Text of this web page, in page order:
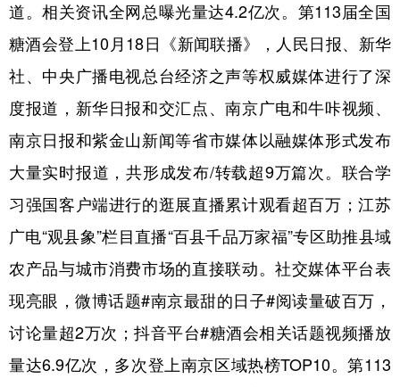
道。相关资讯全网总曝光量达4.2亿次。第113届全国
糖酒会登上10月18日《新闻联播》，人民日报、新华
社、中央广播电视总台经济之声等权威媒体进行了深
度报道，新华日报和交汇点、南京广电和牛咔视频、
南京日报和紫金山新闻等省市媒体以融媒体形式发布
大量实时报道，共形成发布/转载超9万篇次。联合学
习强国客户端进行的逛展直播累计观看超百万；江苏
广电“观县象”栏目直播“百县千品万家福”专区助推县域
农产品与城市消费市场的直接联动。社交媒体平台表
现亮眼，微博话题#南京最甜的日子#阅读量破百万，
讨论量超2万次；抖音平台#糖酒会相关话题视频播放
量达6.9亿次，多次登上南京区域热榜TOP10。第113